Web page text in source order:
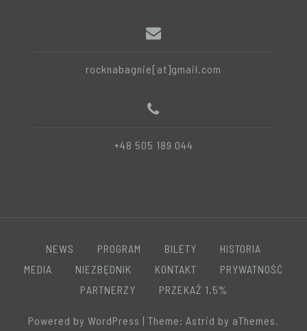
rocknabagnie[at]gmail.com
+48 505 189 044
NEWS PROGRAM BILETY
HISTORIA
MEDIA
NIEZBĘDNIK KONTAKT
PRYWATNOŚĆ
PARTNERZY
PRZEKAŻ 1,5%
Powered by WordPress | Theme: Astrid by aThemes.